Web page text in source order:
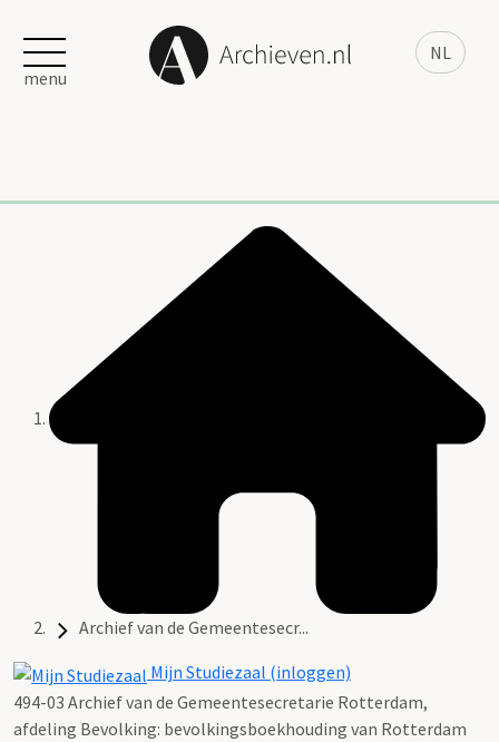
NL
menu
Archief van de Gemeentesecr...
Mijn Studiezaal (inloggen)
494-03 Archief van de Gemeentesecretarie Rotterdam,
afdeling Bevolking: bevolkingsboekhouding van Rotterdam